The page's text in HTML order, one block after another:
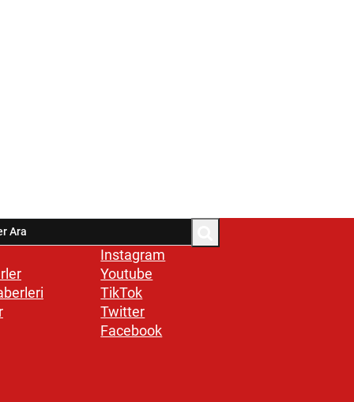
Instagram
Youtube
TikTok
Twitter
Facebook